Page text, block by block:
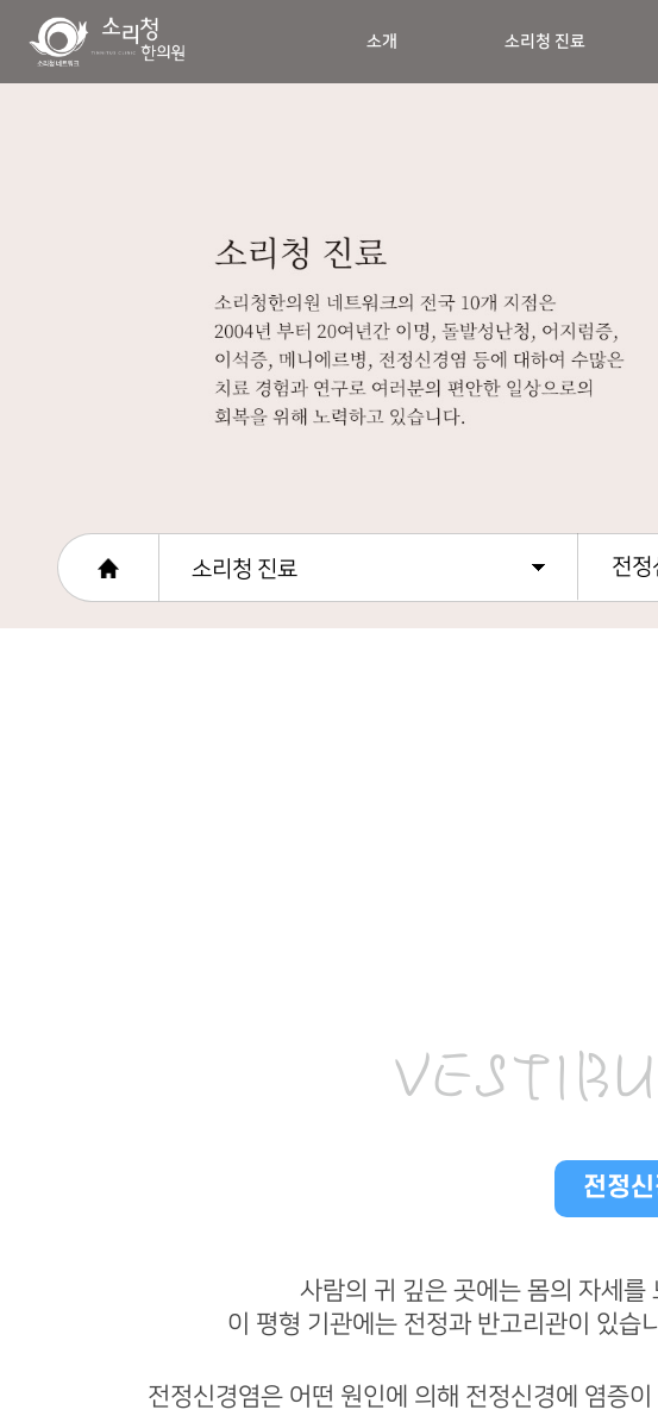
소개 소리청 진료
소리청 진료 전정
전정
사람의 귀 깊은 곳에는 몸의 자세를
이 평형 기관에는 전정과 반고리관이 있습
전정신경염은 어떤 원인에 의해 전정신경에 염증